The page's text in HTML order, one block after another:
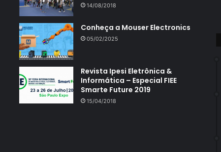
14/08/2018
Conheça a Mouser Electronics
05/02/2025
Revista Ipesi Eletrônica &
Informática – Especial FIEE
Smarte Future 2019
15/04/2018